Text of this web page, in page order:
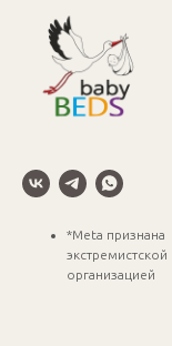
*Meta признана
экстремистской
организацией